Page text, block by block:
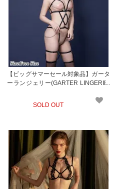
【ビッグサマーセール対象品】ガータ
ーランジェリー(GARTER LINGERIE)
SOLD OUT